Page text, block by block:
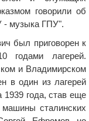
говорили об
- музыка ГПУ".
был приговорен к
годами лагерей.
и Владимирском
в один из лагерей
1939 года, став еще
сталинских